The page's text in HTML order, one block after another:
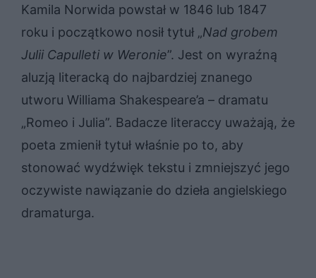
Kamila Norwida powstał w 1846 lub 1847
roku i początkowo nosił tytuł „Nad grobem
Julii Capulleti w Weronie”. Jest on wyraźną
aluzją literacką do najbardziej znanego
utworu Williama Shakespeare’a – dramatu
„Romeo i Julia”. Badacze literaccy uważają, że
poeta zmienił tytuł właśnie po to, aby
stonować wydźwięk tekstu i zmniejszyć jego
oczywiste nawiązanie do dzieła angielskiego
dramaturga.